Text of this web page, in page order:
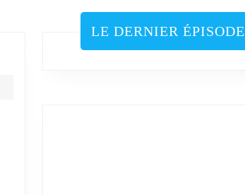
LE DERNIER ÉPISODE